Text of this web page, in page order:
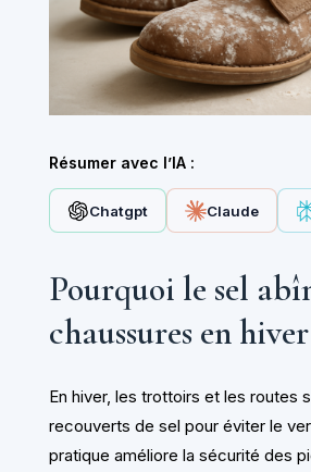
Résumer avec l’IA :
Chatgpt Claude
Pourquoi le sel
chaussures en hiver
En hiver, les trottoirs et les routes
recouverts de sel pour éviter le
pratique améliore la sécurité des